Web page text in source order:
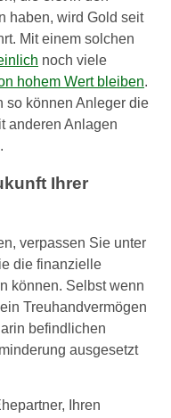
haben, wird Gold seit
Mit einem solchen
noch viele
hohem Wert bleiben.
so können Anleger die
anderen Anlagen
Ihrer
verpassen Sie unter
die finanzielle
können. Selbst wenn
Treuhandvermögen
befindlichen
ausgesetzt
Ihren